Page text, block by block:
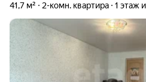
41,7 м² 2-комн. квартира 1 этаж